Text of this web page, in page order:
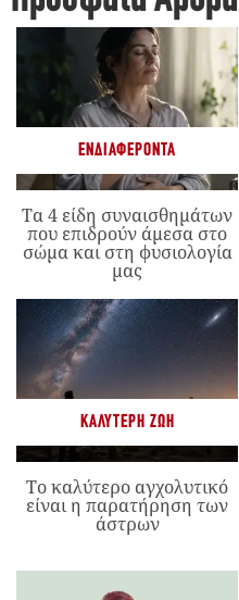
ΕΝΔΙΑΦΈΡΟΝΤΑ
Τα 4 είδη συναισθημάτων
που επιδρούν άμεσα στο
σώμα και στη φυσιολογία
μας
ΚΑΛΎΤΕΡΗ ΖΩΉ
Το καλύτερο αγχολυτικό
είναι η παρατήρηση των
άστρων